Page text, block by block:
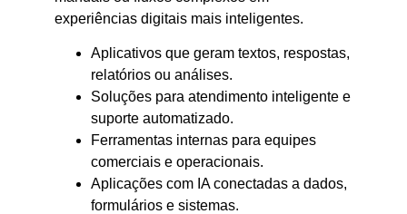
experiências digitais mais inteligentes.
Aplicativos que geram textos, respostas,
relatórios ou análises.
Soluções para atendimento inteligente e
suporte automatizado.
Ferramentas internas para equipes
comerciais e operacionais.
Aplicações com IA conectadas a dados,
formulários e sistemas.